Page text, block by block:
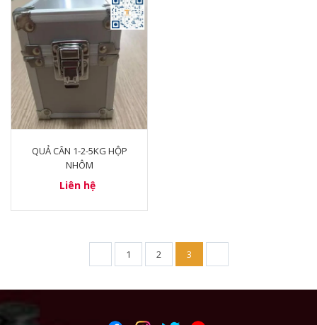
QUẢ CÂN 1-2-5KG HỘP
NHÔM
Liên hệ
1 2 3